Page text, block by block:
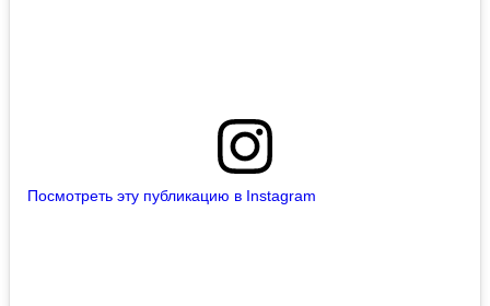
Посмотреть эту публикацию в Instagram